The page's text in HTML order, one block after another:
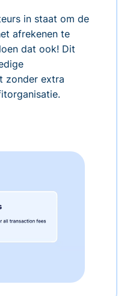
in staat om de
afrekenen te
dat ook! Dit
zonder extra